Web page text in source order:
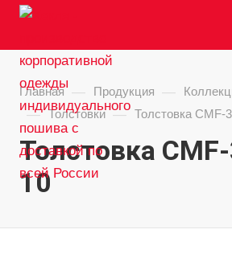
Главная — Продукция —
— Толстовки — Толстовка CMF-
Толстовка
10